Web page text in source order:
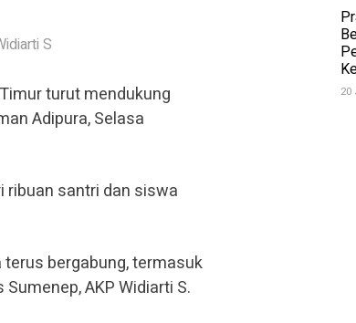
S
turut mendukung
Adipura, Selasa
ribuan santri dan siswa
bergabung, termasuk
AKP Widiarti S.
20